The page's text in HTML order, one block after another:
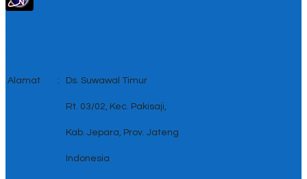
Alamat : Ds. Suwawal Timur
Rt. 03/02, Kec. Pakisaji,
Kab. Jepara, Prov. Jateng
Indonesia